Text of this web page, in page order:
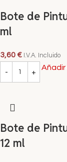
Bote de
ml
3,60€ I.V.A. Incluido
Añadir
Bote de
12 ml